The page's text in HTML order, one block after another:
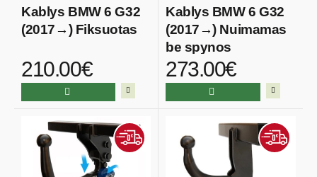
Kablys BMW 6 G32
(2017→) Fiksuotas
210.00€
Kablys BMW 6 G32
(2017→) Nuimamas
be spynos
273.00€